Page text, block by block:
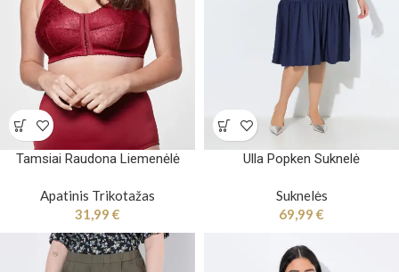
Tamsiai Raudona Liemenėlė
Apatinis Trikotažas
31,99 €
Ulla Popken Suknelė
Suknelės
69,99 €